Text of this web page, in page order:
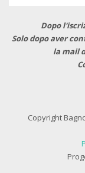
Dopo
Solo dopo aver
la mail
Copyright